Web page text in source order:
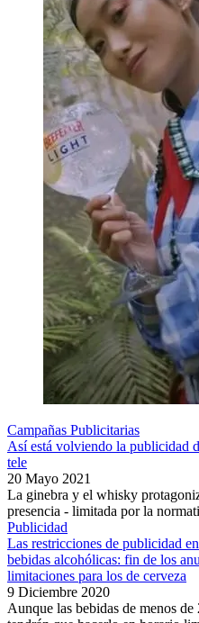
Campañas Publicitarias
Así está volviendo la publicidad
tele
20 Mayo 2021
La ginebra y el whisky
presencia - limitada por la
Publicidad
Las restricciones de publicidad
bebidas alcohólicas: fin de los
limitaciones para los de cerveza
9 Diciembre 2020
Aunque las bebidas de menos